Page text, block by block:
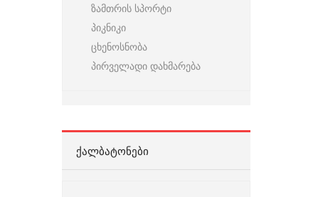
ზამთრის სპორტი
პიკნიკი
ცხენოსნობა
პირველადი დახმარება
ᲥᲐᲚᲑᲐᲢᲝᲜᲔᲑᲘ